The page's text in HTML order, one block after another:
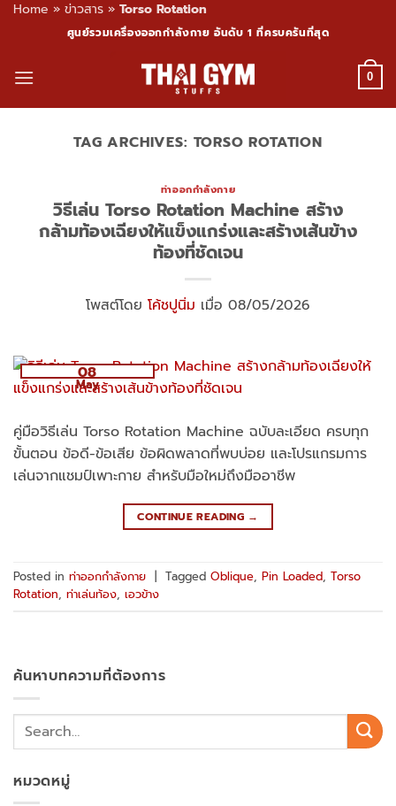
Home » ข่าวสาร » Torso Rotation
content
ศูนย์รวมเครื่องออกกำลังกาย อันดับ 1 ที่ครบครันที่สุด
0
TAG ARCHIVES: TORSO ROTATION
ท่าออกกำลังกาย
วิธีเล่น Torso Rotation Machine สร้าง
กล้ามท้องเฉียงให้แข็งแกร่งและสร้างเส้นข้าง
ท้องที่ชัดเจน
โพสต์โดย โค้ชปูนิ่ม เมื่อ 08/05/2026
08
May
คู่มือวิธีเล่น Torso Rotation Machine ฉบับละเอียด ครบทุก
ขั้นตอน ข้อดี-ข้อเสีย ข้อผิดพลาดที่พบบ่อย และโปรแกรมการ
เล่นจากแชมป์เพาะกาย สำหรับมือใหม่ถึงมืออาชีพ
CONTINUE READING →
Posted in ท่าออกกำลังกาย Tagged Oblique, Pin Loaded, Torso
Rotation, ท่าเล่นท้อง, เอวข้าง
ค้นหาบทความที่ต้องการ
หมวดหมู่